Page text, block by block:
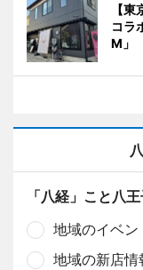
【
コラ
M」
「八経」こと八
地域のイベン
地域の新店情